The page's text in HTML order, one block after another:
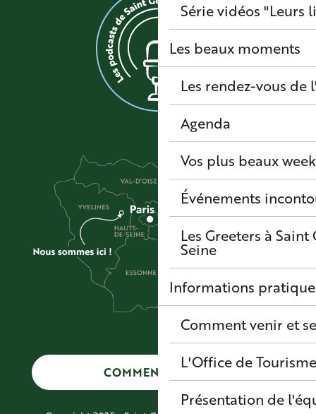
Série vidéos "Leurs
Les beaux moments
Les rendez-vous de
Agenda
Vos plus beaux
Événements
Les Greeters à
Seine
Informations
Comment venir et
L'Office de
Présentation de
COMMENT VENIR ?